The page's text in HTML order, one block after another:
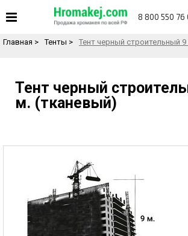
8 800 550 76
Назад в каталог товаров
Главная > Тенты > Тент черный строительный
Тент черный
м. (тканевый)